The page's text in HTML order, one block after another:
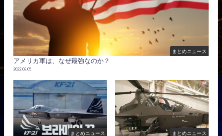
まとめニュース
アメリカ軍は、なぜ最強なのか？
2022.08.05
まとめニュース まとめニュース